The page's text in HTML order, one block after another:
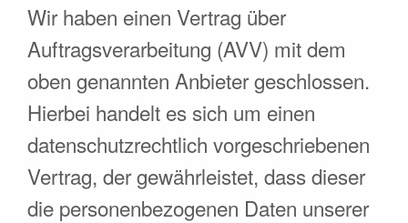
Wir haben einen Vertrag über
Auftragsverarbeitung (AVV) mit dem
oben genannten Anbieter geschlossen.
Hierbei handelt es sich um einen
datenschutzrechtlich vorgeschriebenen
Vertrag, der gewährleistet, dass dieser
die personenbezogenen Daten unserer